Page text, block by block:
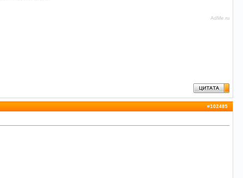
AdMe.ru
#102485